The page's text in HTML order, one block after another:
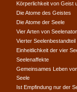
Körperlichkeit von Geist
Die Atome des Geistes
Die Atome der Seele
Vier Arten von
Vierter Seelenbestandteil
Einheitlichkeit der vier
Seelenaffekte
Gemeinsames Leben
Seele
Ist Empfindung nur der